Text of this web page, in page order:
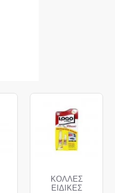
ΚΟΛΛΕΣ
ΕΙΔΙΚΕΣ